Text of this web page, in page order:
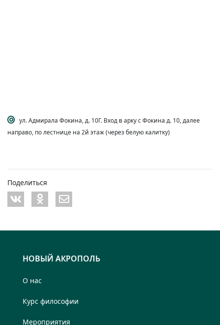
ул. Адмирала Фокина, д. 10Г. Вход в арку с Фокина д. 10, далее
направо, по лестнице на 2й этаж (через белую калитку)
Поделиться
НОВЫЙ АКРОПОЛЬ
О нас
Курс философии
Мероприятия